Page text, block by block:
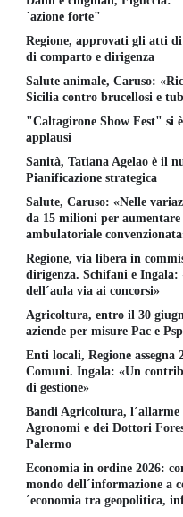
´azione forte"
Regione, approvati gli atti
di comparto e dirigenza
Salute animale, Caruso:
Sicilia contro brucellosi e
"Caltagirone Show Fest" si
applausi
Sanità, Tatiana Agelao è il
Pianificazione strategica
Salute, Caruso: «Nelle
da 15 milioni per aumentare
ambulatoriale
Regione, via libera in
dirigenza. Schifani e
dell´aula via ai concorsi»
Agricoltura, entro il 30
aziende per misure Pac e Psp
Enti locali, Regione
Comuni. Ingala: «Un
di gestione»
Bandi Agricoltura,
Agronomi e dei Dottori
Palermo
Economia in ordine 2026:
mondo dell´informazione a
´economia tra geopolitica,